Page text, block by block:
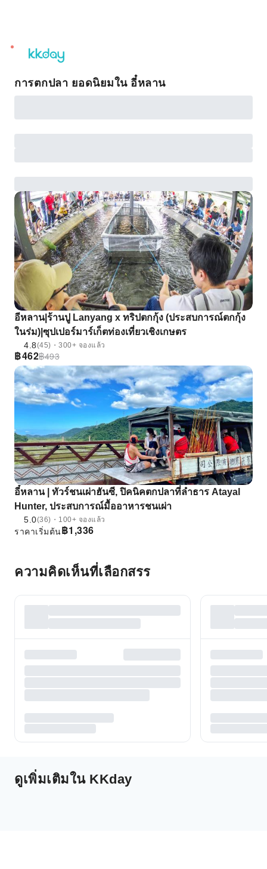
unread
notifications
การตกปลา ยอดนิยมใน อี๋หลาน
อีหลาน|ร้านปู Lanyang x ทริปตกกุ้ง (ประสบการณ์ตกกุ้ง
ในร่ม)|ซุปเปอร์มาร์เก็ตท่องเที่ยวเชิงเกษตร
4.8(45)・300+ จองแล้ว
฿462฿493
อี๋หลาน | ทัวร์ชนเผ่าฮันซี, ปิคนิคตกปลาที่ลําธาร Atayal
Hunter, ประสบการณ์มื้ออาหารชนเผ่า
5.0(36)・100+ จองแล้ว
฿1,336
ราคาเริ่มต้น
ความคิดเห็นที่เลือกสรร
ดูเพิ่มเติมใน KKday